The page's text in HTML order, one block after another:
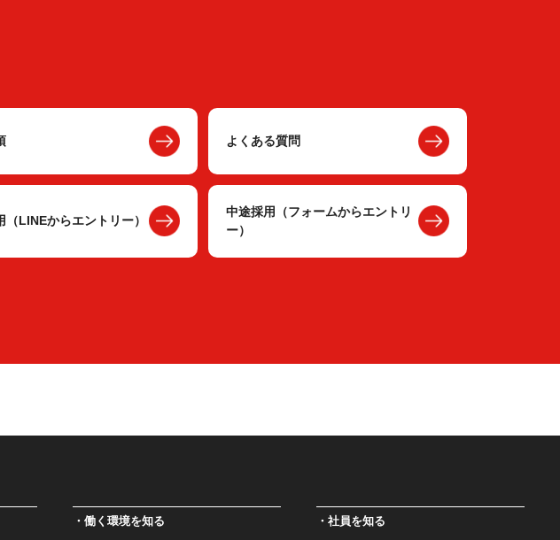
よくある質問
（LINEからエントリー）
中途採用（フォームからエントリ
ー）
働く環境を知る 社員を知る